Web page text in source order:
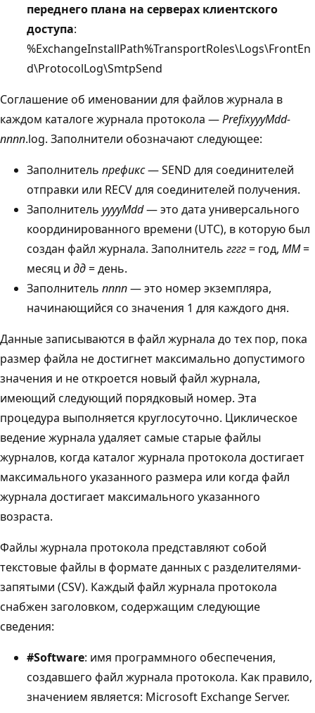
переднего плана на серверах клиентского
доступа:
%ExchangeInstallPath%TransportRoles\Logs\FrontEn
d\ProtocolLog\SmtpSend
Соглашение об именовании для файлов журнала в
каждом каталоге журнала протокола —PrefixyyyMdd-
nnnn.log. Заполнители обозначают следующее:
Заполнитель префикс— SEND для соединителей
отправки или RECV для соединителей получения.
Заполнитель yyyyMdd— это дата универсального
координированного времени (UTC), в которую был
создан файл журнала. Заполнитель гггг= год, ММ=
месяц и дд= день.
Заполнитель nnnn— это номер экземпляра,
начинающийся со значения 1 для каждого дня.
Данные записываются в файл журнала до тех пор, пока
размер файла не достигнет максимально допустимого
значения и не откроется новый файл журнала,
имеющий следующий порядковый номер. Эта
процедура выполняется круглосуточно. Циклическое
ведение журнала удаляет самые старые файлы
журналов, когда каталог журнала протокола достигает
максимального указанного размера или когда файл
журнала достигает максимального указанного
возраста.
Файлы журнала протокола представляют собой
текстовые файлы в формате данных с разделителями-
запятыми (CSV). Каждый файл журнала протокола
снабжен заголовком, содержащим следующие
сведения:
#Software: имя программного обеспечения,
создавшего файл журнала протокола. Как правило,
значением является: Microsoft Exchange Server.